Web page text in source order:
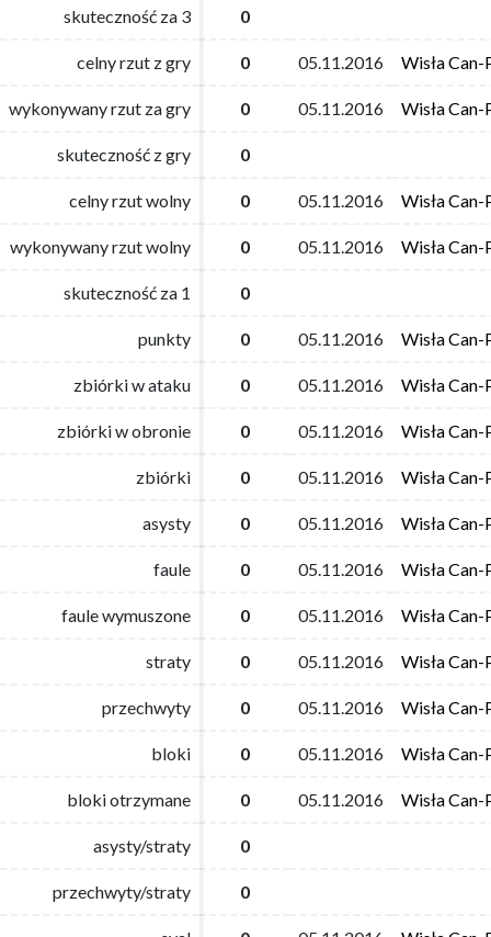
skuteczność za 3 0
celny rzut z gry 0 05.11.2016 Wisła
wykonywany rzut za gry 0 05.11.2016 Wisła
skuteczność z gry 0
celny rzut wolny 0 05.11.2016 Wisła
wykonywany rzut wolny 0 05.11.2016 Wisła
skuteczność za 1 0
punkty 0 05.11.2016 Wisła
zbiórki w ataku 0 05.11.2016 Wisła
zbiórki w obronie 0 05.11.2016 Wisła
zbiórki 0 05.11.2016 Wisła
asysty 0 05.11.2016 Wisła
faule 0 05.11.2016 Wisła
faule wymuszone 0 05.11.2016 Wisła
straty 0 05.11.2016 Wisła
przechwyty 0 05.11.2016 Wisła
bloki 0 05.11.2016 Wisła
bloki otrzymane 0 05.11.2016 Wisła
asysty/straty 0
przechwyty/straty 0
skuteczność za 3 0
celny rzut z gry 0 05.11.2016 Wisła
wykonywany rzut za gry 0 05.11.2016 Wisła
skuteczność z gry 0
celny rzut wolny 0 05.11.2016 Wisła
wykonywany rzut wolny 0 05.11.2016 Wisła
skuteczność za 1 0
punkty 0 05.11.2016 Wisła
zbiórki w ataku 0 05.11.2016 Wisła
zbiórki w obronie 0 05.11.2016 Wisła
zbiórki 0 05.11.2016 Wisła
asysty 0 05.11.2016 Wisła
faule 0 05.11.2016 Wisła
faule wymuszone 0 05.11.2016 Wisła
straty 0 05.11.2016 Wisła
przechwyty 0 05.11.2016 Wisła
bloki 0 05.11.2016 Wisła
bloki otrzymane 0 05.11.2016 Wisła
asysty/straty 0
przechwyty/straty 0